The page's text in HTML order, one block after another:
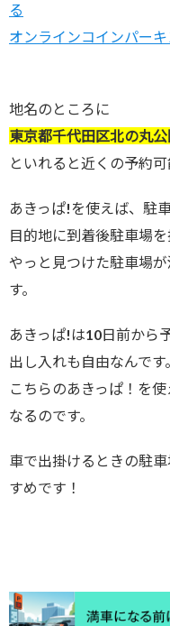
る
オンラインコインパー
地名のところに
東京都千代田区北の丸公
といれると近くの予約
あきっぱ!を使えば、駐
目的地に到着後駐車場
やっと見つけた駐車場
す。
あきっぱ!は10日前から
出し入れも自由なんです。
こちらのあきっぱ！を
なるのです。
車で出掛けるときの駐車
すめです！